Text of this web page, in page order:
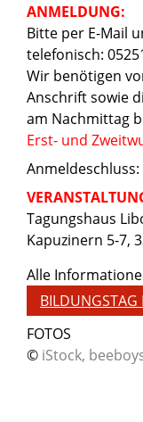
ANMELDUNG:
Bitte per E-Mail
telefonisch:
Wir benötigen
Anschrift sowie
am Nachmittag
Erst- und
Anmeldeschluss:
Tagungshaus
Kapuzinern 5-7,
Alle
BILDUNGSTAG
FOTOS
© iStock,